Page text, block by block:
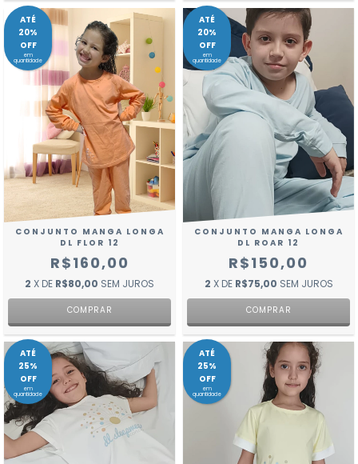
ATÉ
20%
OFF
em
quantidade
CONJUNTO MANGA LONGA
DL FLOR 12
R$160,00
2 X DE R$80,00 SEM JUROS
COMPRAR
ATÉ
20%
OFF
em
quantidade
CONJUNTO MANGA LONGA
DL ROAR 12
R$150,00
2 X DE R$75,00 SEM JUROS
COMPRAR
ATÉ
25%
OFF
em
quantidade
ATÉ
25%
OFF
em
quantidade